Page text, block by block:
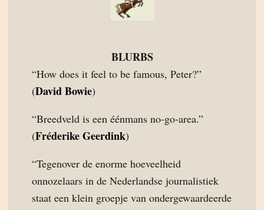
BLURBS
“How does it feel to be famous, Peter?”
(David Bowie)
“Breedveld is een éénmans no-go-area.”
(Fréderike Geerdink)
“Tegenover de enorme hoeveelheid
onnozelaars in de Nederlandse journalistiek
staat een klein groepje van ondergewaardeerde